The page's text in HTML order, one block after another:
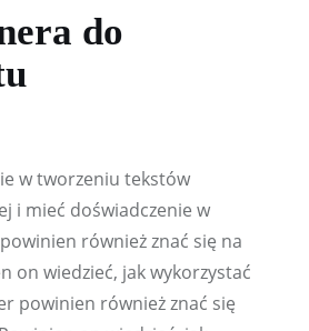
do
w tworzeniu tekstów
i mieć doświadczenie w
również znać się na
on wiedzieć, jak wykorzystać
powinien również znać się